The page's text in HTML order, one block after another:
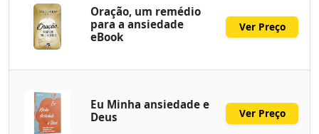
Oração, um remédio
para a ansiedade
eBook
Ver Preço
Eu Minha ansiedade e
Deus
Ver Preço